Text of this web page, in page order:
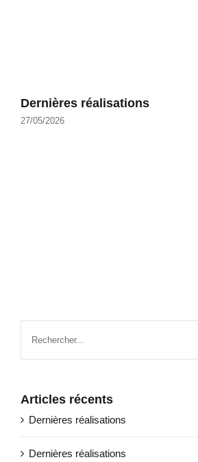
Dernières réalisations
27/05/2026
Articles récents
Dernières réalisations
Dernières réalisations